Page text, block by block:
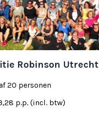
Robinson Utrecht
20 personen
p.p. (incl. btw)